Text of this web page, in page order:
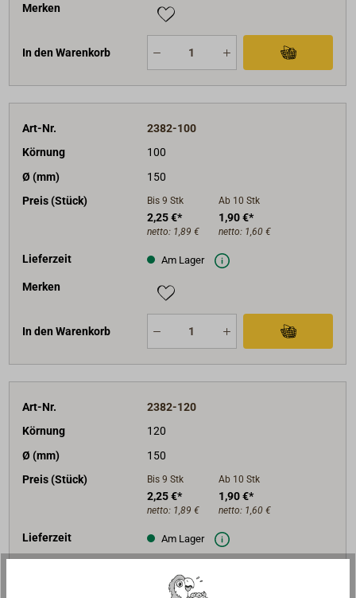
Merken
In den Warenkorb
Art-Nr.
2382-100
Körnung
100
Ø (mm)
150
Preis (Stück)
Bis 9 Stk
2,25 €*
netto: 1,89 €
Ab 10 Stk
1,90 €*
netto: 1,60 €
Lieferzeit Am Lager
Merken
In den Warenkorb
Art-Nr.
2382-120
Körnung
120
Ø (mm)
150
Preis (Stück)
Bis 9 Stk
2,25 €*
netto: 1,89 €
Ab 10 Stk
1,90 €*
netto: 1,60 €
Lieferzeit Am Lager